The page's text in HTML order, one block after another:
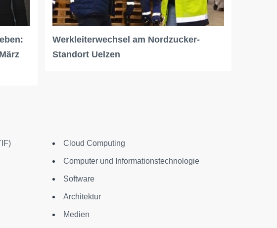
Werkleiterwechsel am Nordzucker-
Standort Uelzen
Cloud Computing
Computer und Informationstechnologie
Software
Architektur
Medien